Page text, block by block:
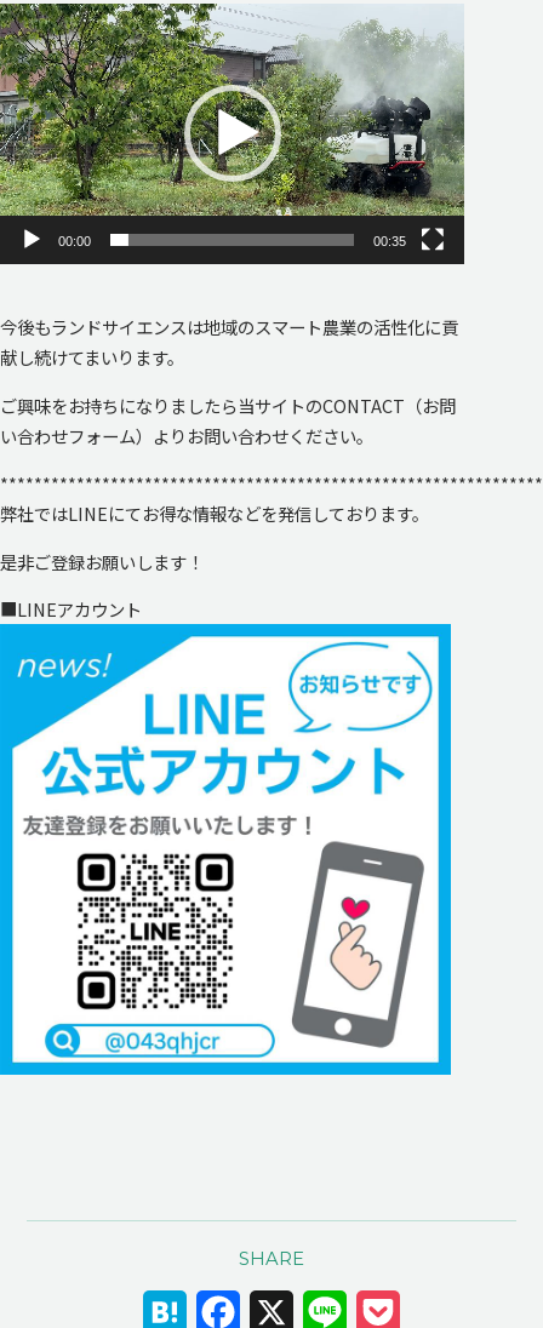
動
画
プ
レ
ー
ヤ
00:00 00:35
今後もランドサイエンスは地域のスマート農業の活性化に貢
献し続けてまいります。
ご興味をお持ちになりましたら当サイトのCONTACT（お問
い合わせフォーム）よりお問い合わせください。
弊社ではLINEにてお得な情報などを発信しております。
是非ご登録お願いします！
■LINEアカウント
SHARE
Hatena Facebook Line